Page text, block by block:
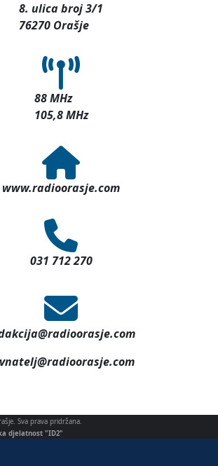
8. ulica broj 3/1
76270 Orašje
88 MHz
105,8 MHz
www.radioorasje.com
031 712 270
Sva prava pridržana.
djelatnost "ID2"